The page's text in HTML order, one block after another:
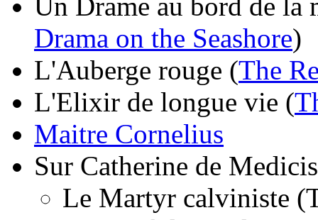
Un Drame au bord de la
Drama on the Seashore)
L'Auberge rouge (The
L'Elixir de longue vie (
Maitre Cornelius
Sur Catherine de
Le Martyr calviniste